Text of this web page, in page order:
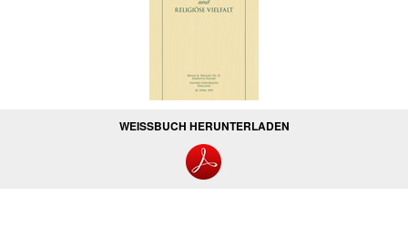
WEISSBUCH HERUNTERLADEN